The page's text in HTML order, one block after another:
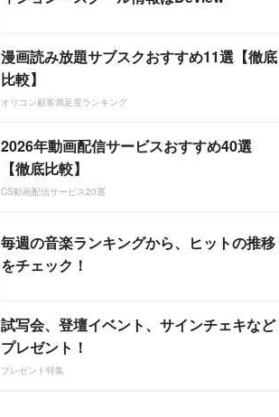
漫画読み放題サブスクおすすめ11選【徹底
比較】
オリコン顧客満足度ランキング
2026年動画配信サービスおすすめ40選
【徹底比較】
CS動画配信サービス20選
毎週の音楽ランキングから、ヒットの推移
をチェック！
試写会、登壇イベント、サインチェキなど
プレゼント！
プレゼント特集